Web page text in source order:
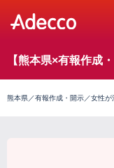
【熊本県×有報作成
熊本県／有報作成・開示／女性が